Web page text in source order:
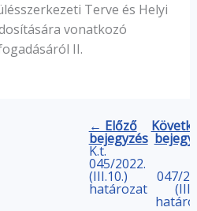
Terve és Helyi
vonatkozó
II.
← Előző
bejegyzés
K.t.
045/2022.
(III.10.)
határozat
047/